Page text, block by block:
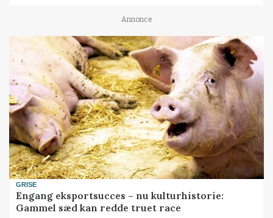
Annonce
GRISE
Engang eksportsucces – nu kulturhistorie:
Gammel sæd kan redde truet race